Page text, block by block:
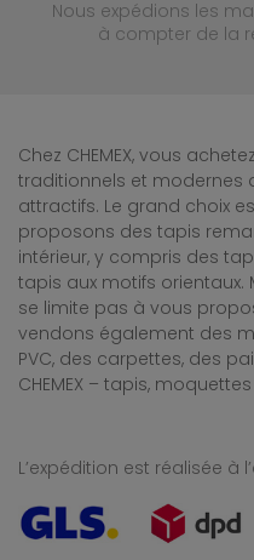
Nous expédions les
à compter de la
Chez CHEMEX, vous
traditionnels et modernes
attractifs. Le grand choix
proposons des tapis
intérieur, y compris des
tapis aux motifs orientaux.
se limite pas à vous
vendons également des
PVC, des carpettes, des
CHEMEX – tapis,
L’expédition est réalisée à